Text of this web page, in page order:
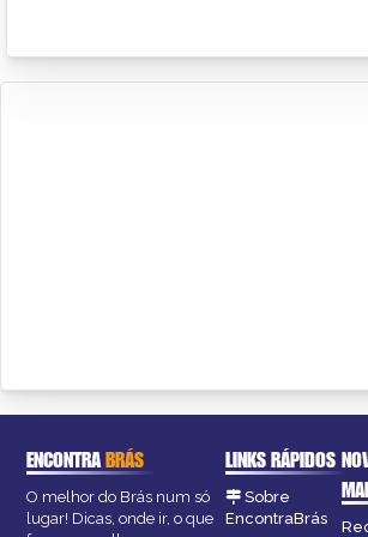
ENCONTRABRÁS
O melhor do Brás num só
lugar! Dicas, onde ir, o que
LINKS RÁPIDOS
Sobre
EncontraBrás